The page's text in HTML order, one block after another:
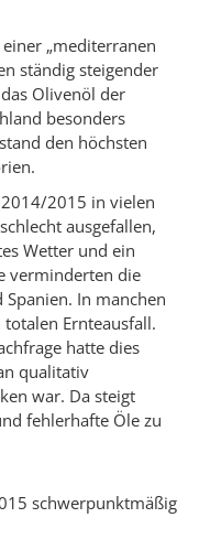
„mediterranen
ständig steigender
Olivenöl der
besonders
den höchsten
2015 in vielen
ausgefallen,
Wetter und ein
verminderten die
In manchen
Ernteausfall.
hatte dies
qualitativ
war. Da steigt
fehlerhafte Öle zu
schwerpunktmäßig